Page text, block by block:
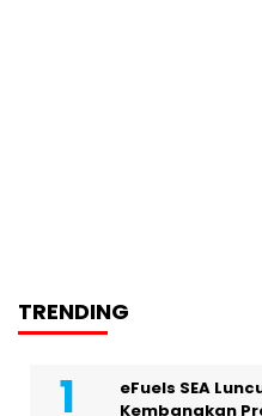
TRENDING
eFuels SEA
Kembangkan